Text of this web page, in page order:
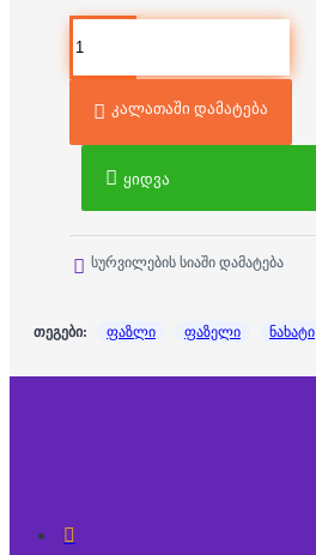
კალათაში დამატება
ყიდვა
სურვილების სიაში დამატება
თეგები: ფაზლი ფაზელი ნახატი